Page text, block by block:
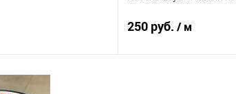
250 руб. / м